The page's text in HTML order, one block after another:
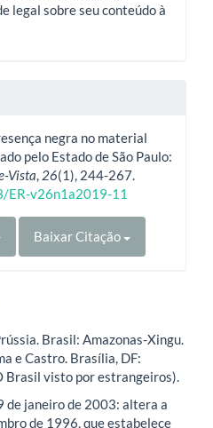
legal sobre seu conteúdo à
negra no material
pelo Estado de São Paulo:
Vista, 26(1), 244-267.
ER-v26n1a2019-11
Baixar Citação
Brasil: Amazonas-Xingu.
e Castro. Brasília, DF:
Brasil visto por estrangeiros).
de janeiro de 2003: altera a
de 1996, que estabelece